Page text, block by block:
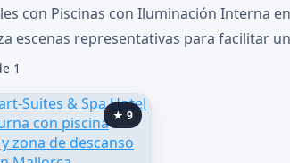
con Piscinas con Iluminación Interna
escenas representativas para facilitar
1
★ 9